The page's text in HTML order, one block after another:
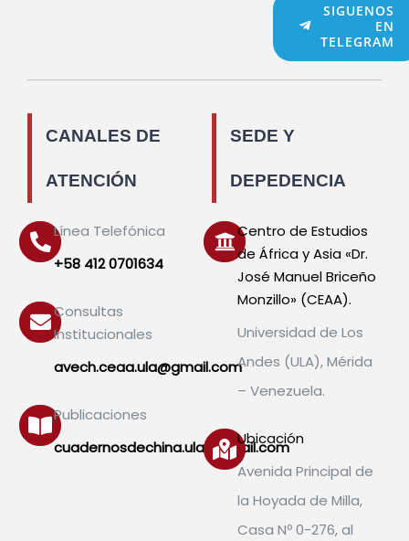
SIGUENOS
EN
TELEGRAM
CANALES DE
ATENCIÓN
SEDE Y
DEPEDENCIA
Línea Telefónica
+58 412 0701634
Consultas
Institucionales
avech.ceaa.ula@gmail.com
Publicaciones
cuadernosdechina.ula@gmail.com
Centro de Estudios
de África y Asia «Dr.
José Manuel Briceño
Monzillo» (CEAA).
Universidad de Los
Andes (ULA), Mérida
– Venezuela.
Ubicación
Avenida Principal de
la Hoyada de Milla,
Casa Nº 0-276, al